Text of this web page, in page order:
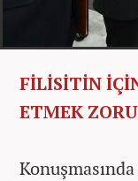
FİLİSİTİN
ETMEK